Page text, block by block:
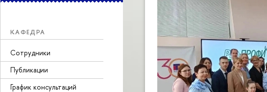
КАФЕДРА
Сотрудники
Публикации
График консультаций